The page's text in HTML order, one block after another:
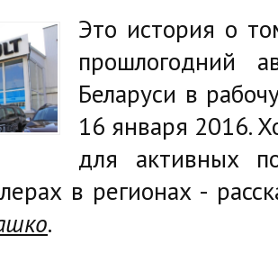
Это история о
прошлогодний
Беларуси в
16 января 2016.
для активных
в регионах -
.